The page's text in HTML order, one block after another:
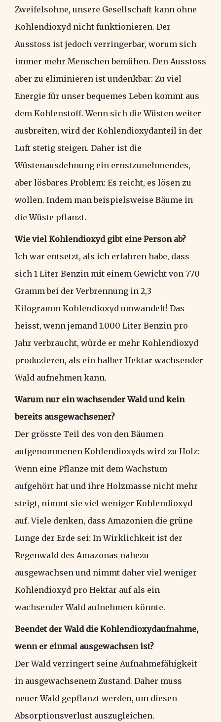
Zweifelsohne, unsere Gesellschaft kann ohne
Kohlendioxyd nicht funktionieren. Der
Ausstoss ist jedoch verringerbar, worum sich
immer mehr Menschen bemühen. Den Ausstoss
aber zu eliminieren ist undenkbar: Zu viel
Energie für unser bequemes Leben kommt aus
dem Kohlenstoff. Wenn sich die Wüsten weiter
ausbreiten, wird der Kohlendioxydanteil in der
Luft stetig steigen. Daher ist die
Wüstenausdehnung ein ernstzunehmendes,
aber lösbares Problem: Es reicht, es lösen zu
wollen. Indem man beispielsweise Bäume in
die Wüste pflanzt.
Wie viel Kohlendioxyd gibt eine Person ab?
Ich war entsetzt, als ich erfahren habe, dass
sich 1 Liter Benzin mit einem Gewicht von 770
Gramm bei der Verbrennung in 2,3
Kilogramm Kohlendioxyd umwandelt! Das
heisst, wenn jemand 1.000 Liter Benzin pro
Jahr verbraucht, würde er mehr Kohlendioxyd
produzieren, als ein halber Hektar wachsender
Wald aufnehmen kann.
Warum nur ein wachsender Wald und kein
bereits ausgewachsener?
Der grösste Teil des von den Bäumen
aufgenommenen Kohlendioxyds wird zu Holz:
Wenn eine Pflanze mit dem Wachstum
aufgehört hat und ihre Holzmasse nicht mehr
steigt, nimmt sie viel weniger Kohlendioxyd
auf. Viele denken, dass Amazonien die grüne
Lunge der Erde sei: In Wirklichkeit ist der
Regenwald des Amazonas nahezu
ausgewachsen und nimmt daher viel weniger
Kohlendioxyd pro Hektar auf als ein
wachsender Wald aufnehmen könnte.
Beendet der Wald die Kohlendioxydaufnahme,
wenn er einmal ausgewachsen ist?
Der Wald verringert seine Aufnahmefähigkeit
in ausgewachsenem Zustand. Daher muss
neuer Wald gepflanzt werden, um diesen
Absorptionsverlust auszugleichen.